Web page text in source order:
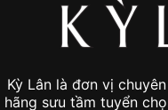
Kỳ Lân là đơn vị
hãng sưu tầm tuyển